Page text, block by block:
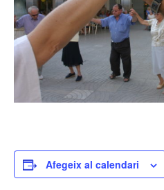
Afegeix al calendari